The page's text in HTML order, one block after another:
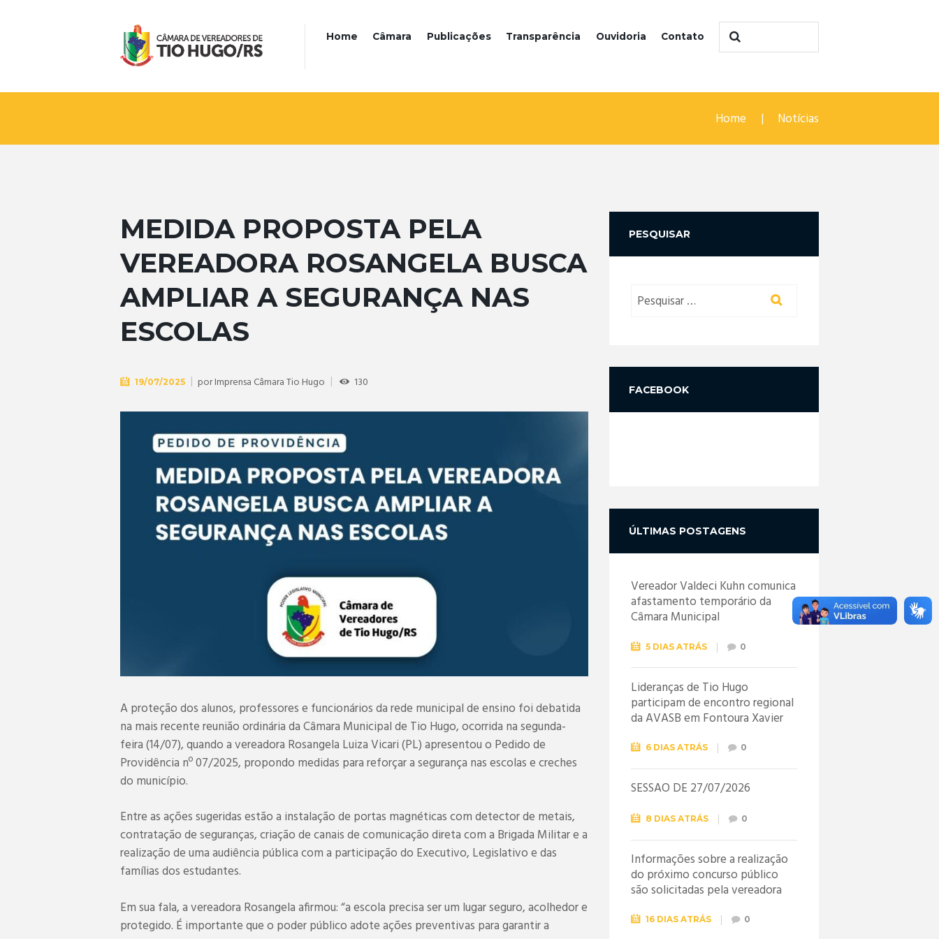
Home Câmara Publicações Transparência Ouvidoria Contato
Home Notícias
MEDIDA PROPOSTA PELA
VEREADORA ROSANGELA BUSCA
AMPLIAR A SEGURANÇA NAS
ESCOLAS
19/07/2025 porImprensa Câmara Tio Hugo 130
A proteção dos alunos, professores e funcionários da rede municipal de ensino foi debatida
na mais recente reunião ordinária da Câmara Municipal de Tio Hugo, ocorrida na segunda-
feira (14/07), quando a vereadora Rosangela Luiza Vicari (PL) apresentou o Pedido de
Providência nº 07/2025, propondo medidas para reforçar a segurança nas escolas e creches
do município.
Entre as ações sugeridas estão a instalação de portas magnéticas com detector de metais,
contratação de seguranças, criação de canais de comunicação direta com a Brigada Militar e a
realização de uma audiência pública com a participação do Executivo, Legislativo e das
famílias dos estudantes.
Em sua fala, a vereadora Rosangela afirmou: “a escola precisa ser um lugar seguro, acolhedor e
protegido. É importante que o poder público adote ações preventivas para garantir a
PESQUISAR
FACEBOOK
ÚLTIMAS POSTAGENS
Vereador Valdeci Kuhn comunica
afastamento temporário da
Câmara Municipal
5 DIAS ATRÁS 0
Lideranças de Tio Hugo
participam de encontro regional
da AVASB em Fontoura Xavier
6 DIAS ATRÁS 0
SESSÃO DE 27/07/2026
8 DIAS ATRÁS 0
Informações sobre a realização
do próximo concurso público
são solicitadas pela vereadora
16 DIAS ATRÁS 0